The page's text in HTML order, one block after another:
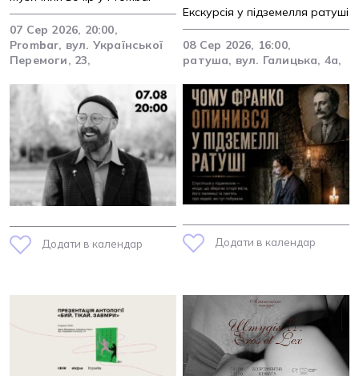
07 Сер 2026, 20:00,
Prombar, вул. Української
Перемоги, 23,
Додати в календар
Екскурсія у підземелля ратуші
08 Сер 2026, 16:00,
ратуша, вул. Галицька, 4а,
Додати в календар